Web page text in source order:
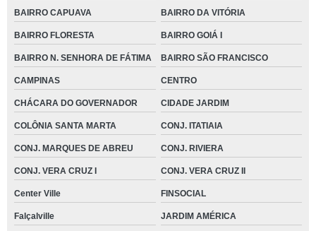
BAIRRO CAPUAVA BAIRRO DA VITÓRIA
BAIRRO FLORESTA BAIRRO GOIÁ I
BAIRRO N. SENHORA DE FÁTIMA BAIRRO SÃO FRANCISCO
CAMPINAS CENTRO
CHÁCARA DO GOVERNADOR CIDADE JARDIM
COLÔNIA SANTA MARTA CONJ. ITATIAIA
CONJ. MARQUES DE ABREU CONJ. RIVIERA
CONJ. VERA CRUZ I CONJ. VERA CRUZ II
Center Ville FINSOCIAL
Falçalville JARDIM AMÉRICA